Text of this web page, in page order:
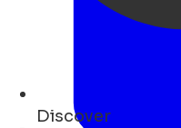
Discover